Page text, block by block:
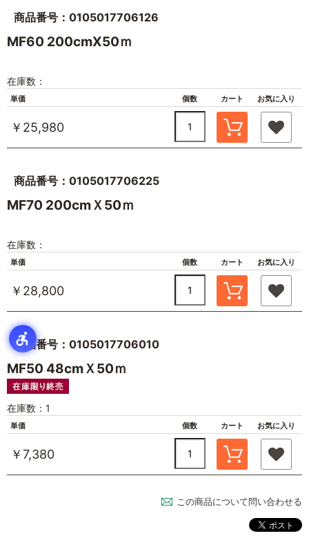
商品番号：0105017706126
MF60 200cmX50ｍ
在庫数：
単価 個数 カート お気に入り
￥25,980
商品番号：0105017706225
MF70 200cmＸ50ｍ
在庫数：
単価 個数 カート お気に入り
￥28,800
商品番号：0105017706010
MF50 48cmＸ50ｍ
在庫数：1
単価 個数 カート お気に入り
￥7,380
この商品について問い合わせる